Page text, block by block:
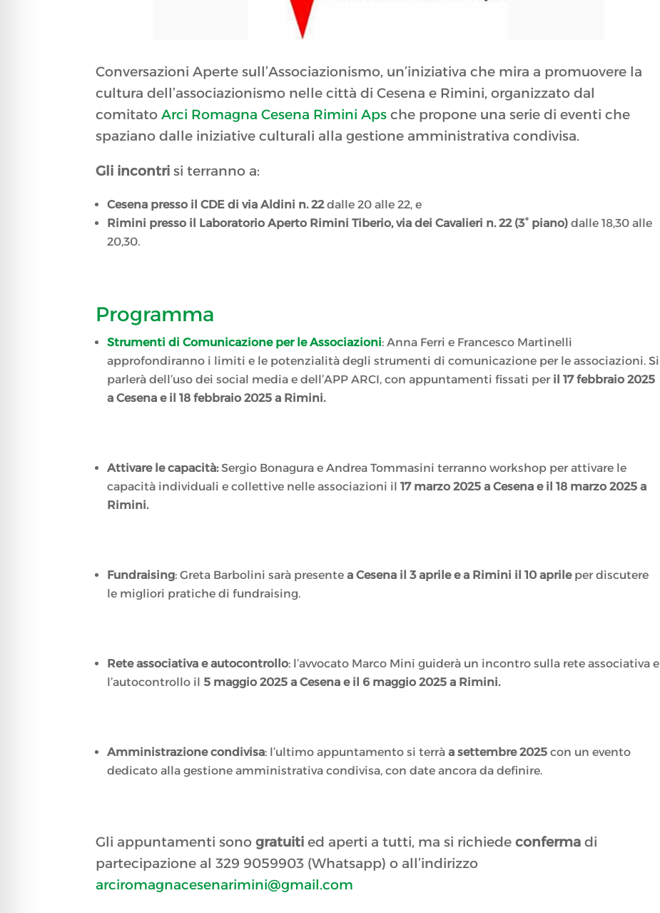
Conversazioni Aperte sull’Associazionismo, un’iniziativa che mira a promuovere la
cultura dell’associazionismo nelle città di Cesena e Rimini, organizzato dal
comitatoArci Romagna Cesena Rimini Aps che propone una serie di eventi che
spaziano dalle iniziative culturali alla gestione amministrativa condivisa.
Gli incontri si terranno a:
Cesena presso il CDE di via Aldini n. 22dalle 20 alle 22, e
Rimini presso il Laboratorio Aperto Rimini Tiberio, via dei Cavalieri n. 22 (3° piano) dalle 18,30 alle
20,30.
Programma
Strumenti di Comunicazione per le Associazioni: Anna Ferri e Francesco Martinelli
approfondiranno i limiti e le potenzialità degli strumenti di comunicazione per le associazioni. Si
parlerà dell’uso dei social media e dell’APP ARCI, con appuntamenti fissati per il 17 febbraio 2025
a Cesena e il 18 febbraio 2025 a Rimini.
Attivare le capacità:Sergio Bonagura e Andrea Tommasini terranno workshop per attivare le
capacità individuali e collettive nelle associazioni il17 marzo 2025 a Cesena e il 18 marzo 2025 a
Rimini.
Fundraising: Greta Barbolini sarà presentea Cesena il 3 aprile e a Rimini il 10 aprileper discutere
le migliori pratiche di fundraising.
Rete associativa e autocontrollo: l’avvocato Marco Mini guiderà un incontro sulla rete associativa e
l’autocontrollo il 5 maggio 2025 a Cesena e il 6 maggio 2025 a Rimini.
Amministrazione condivisa: l’ultimo appuntamento si terràa settembre 2025 con un evento
dedicato alla gestione amministrativa condivisa, con date ancora da definire.
Gli appuntamenti sonogratuiti ed aperti a tutti, ma si richiedeconferma di
partecipazione al 329 9059903 (Whatsapp) o all’indirizzo
arciromagnacesenarimini@gmail.com